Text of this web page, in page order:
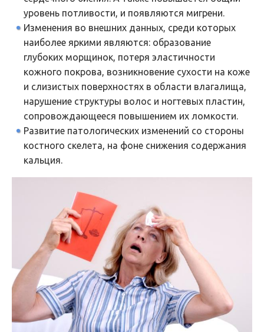
уровень потливости, и появляются мигрени.
Изменения во внешних данных, среди которых
наиболее яркими являются: образование
глубоких морщинок, потеря эластичности
кожного покрова, возникновение сухости на коже
и слизистых поверхностях в области влагалища,
нарушение структуры волос и ногтевых пластин,
сопровождающееся повышением их ломкости.
Развитие патологических изменений со стороны
костного скелета, на фоне снижения содержания
кальция.